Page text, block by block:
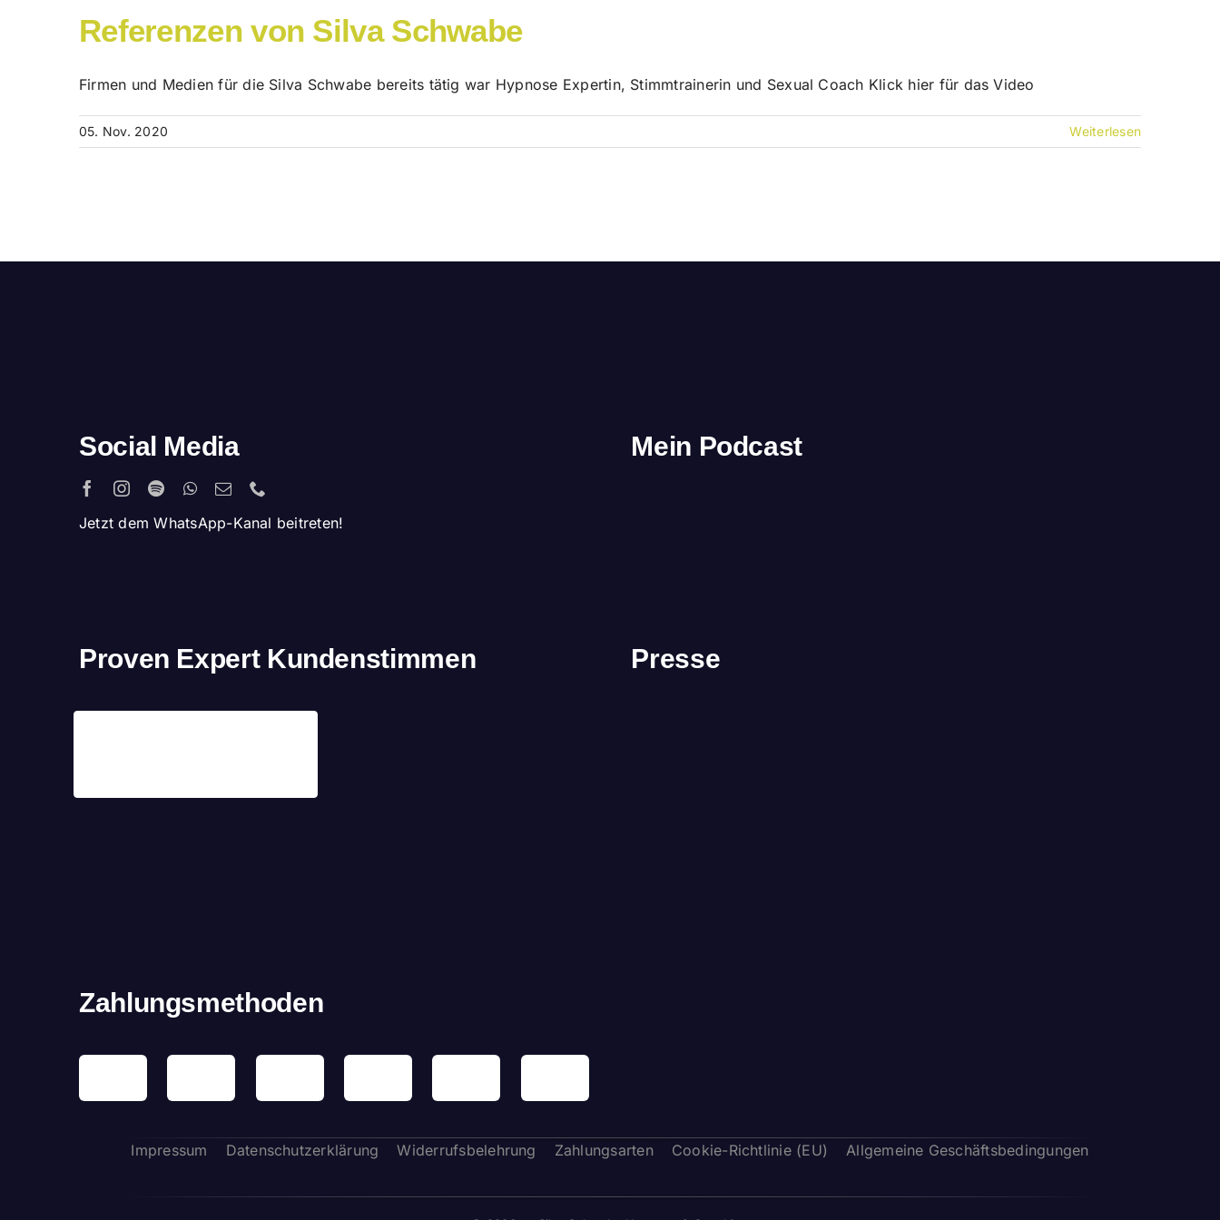
Referenzen von Silva Schwabe
Firmen und Medien für die Silva Schwabe bereits tätig war Hypnose Expertin, Stimmtrainerin und Sexual Coach Klick hier für das Video
05. Nov. 2020 Weiterlesen
Social Media
Jetzt dem WhatsApp-Kanal beitreten!
Mein Podcast
Proven Expert Kundenstimmen Presse
Zahlungsmethoden
Impressum Datenschutzerklärung Widerrufsbelehrung Zahlungsarten Cookie-Richtlinie (EU) Allgemeine Geschäftsbedingungen